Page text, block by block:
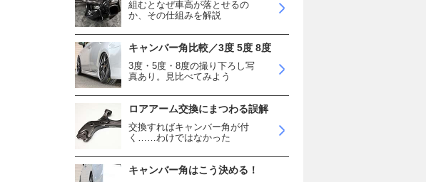
組むとなぜ車高が落とせるの
か、その仕組みを解説
キャンバー角比較／3度 5度 8度
3度・5度・8度の撮り下ろし写
真あり。見比べてみよう
ロアアーム交換にまつわる誤解
交換すればキャンバー角が付
く……わけではなかった
キャンバー角はこう決める！